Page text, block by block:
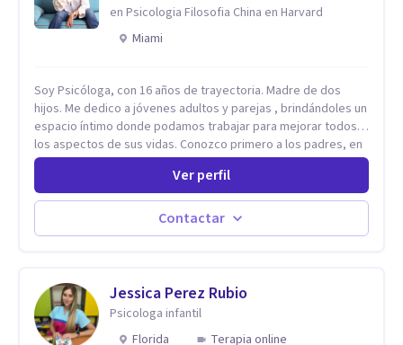
en Psicologia Filosofia China en Harvard
Miami
Soy Psicóloga, con 16 años de trayectoria. Madre de dos
hijos. Me dedico a jóvenes adultos y parejas , brindándoles un
espacio íntimo donde podamos trabajar para mejorar todos
los aspectos de sus vidas. Conozco primero a los padres, en
el caso de niños u adolescentes, para luego seguir la terapia
con sus hijos, apuntalándolos en su futuro personal,
universitario y profesional, siempre conteniendo
paralelamente a los padres y brindándoles un espacio de
seguridad. Hago terapia de pareja y adultos con método
Ver perfil
Contactar
Jessica Perez Rubio
Psicologa infantil
Florida
Terapia online